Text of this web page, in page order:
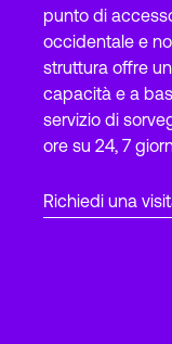
Accesso
punto di
occidentale e
struttura offre
capacità e a
servizio di
ore su 24, 7
Richiedi una